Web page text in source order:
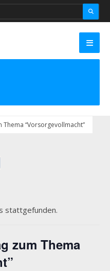
“Vorsorgevollmacht”
stattgefunden.
zum Thema